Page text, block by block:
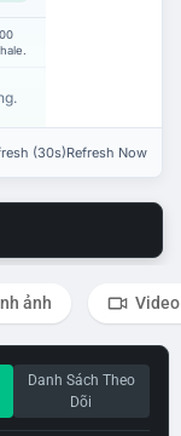
(30s)Refresh Now
ảnh Video
Danh Sách Theo
Dõi